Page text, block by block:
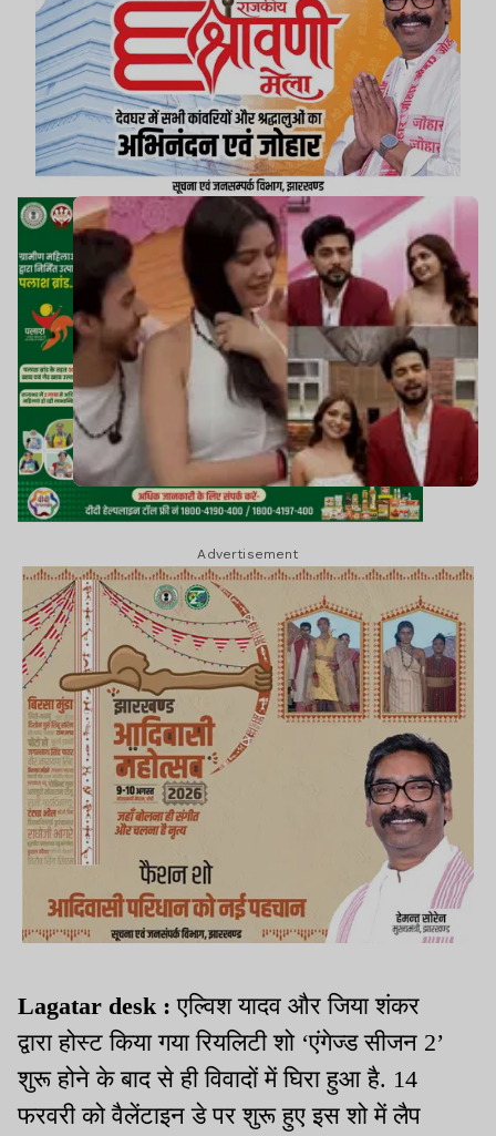
Advertisement
Lagatar desk : एल्विश यादव और जिया शंकर
द्वारा होस्ट किया गया रियलिटी शो ‘एंगेज्ड सीजन 2’
शुरू होने के बाद से ही विवादों में घिरा हुआ है. 14
फरवरी को वैलेंटाइन डे पर शुरू हुए इस शो में लैप